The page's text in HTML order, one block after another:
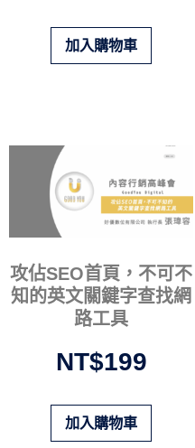
加入購物車
攻佔SEO首頁，不可不
知的英文關鍵字查找網
路工具
NT$199
加入購物車